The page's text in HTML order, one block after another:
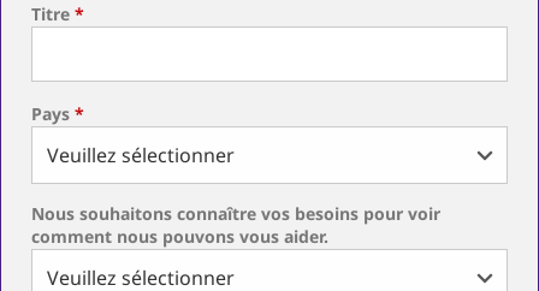
Titre *
Pays *
Nous souhaitons connaître vos besoins pour voir
comment nous pouvons vous aider.